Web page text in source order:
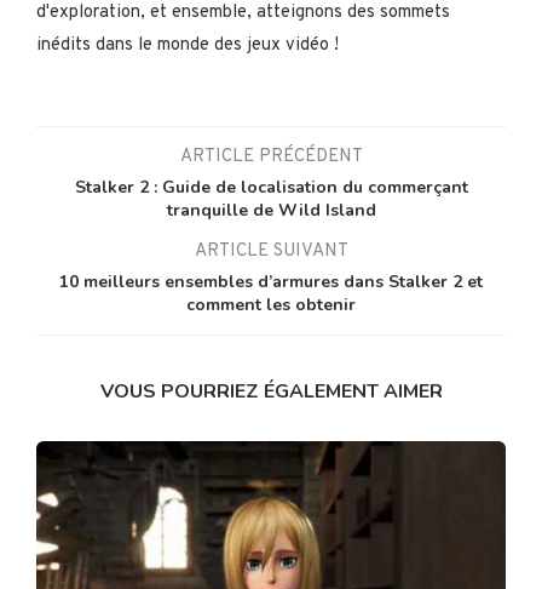
d'exploration, et ensemble, atteignons des sommets
inédits dans le monde des jeux vidéo !
ARTICLE PRÉCÉDENT
Stalker 2 : Guide de localisation du commerçant
tranquille de Wild Island
ARTICLE SUIVANT
10 meilleurs ensembles d’armures dans Stalker 2 et
comment les obtenir
VOUS POURRIEZ ÉGALEMENT AIMER